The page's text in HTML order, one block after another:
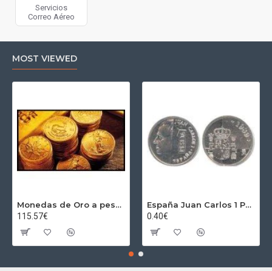
Servicios
Correo Aéreo
MOST VIEWED
Monedas de Oro a peso por gramos al precio del día + 2,5% Au
115.57€
España Juan Carlos 1 Peseta JC 1989 Madrid ND
0.40€